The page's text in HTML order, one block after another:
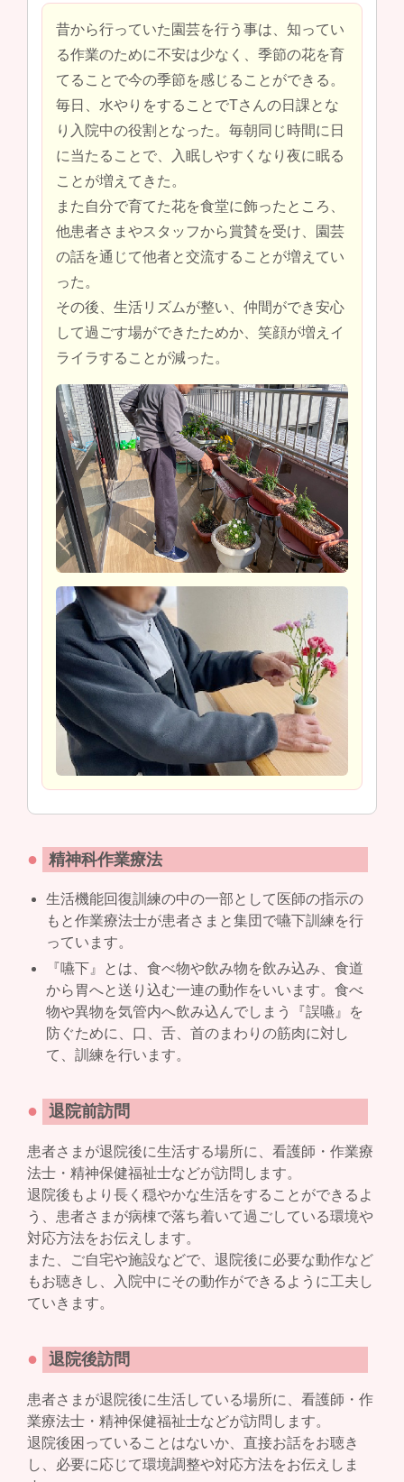
昔から行っていた園芸を行う事は、知ってい
る作業のために不安は少なく、季節の花を育
てることで今の季節を感じることができる。
毎日、水やりをすることでTさんの日課とな
り入院中の役割となった。毎朝同じ時間に日
に当たることで、入眠しやすくなり夜に眠る
ことが増えてきた。
また自分で育てた花を食堂に飾ったところ、
他患者さまやスタッフから賞賛を受け、園芸
の話を通じて他者と交流することが増えてい
った。
その後、生活リズムが整い、仲間ができ安心
して過ごす場ができたためか、笑顔が増えイ
ライラすることが減った。
● 精神科作業療法
生活機能回復訓練の中の一部として医師の指示の
もと作業療法士が患者さまと集団で嚥下訓練を行
っています。
『嚥下』とは、食べ物や飲み物を飲み込み、食道
から胃へと送り込む一連の動作をいいます。食べ
物や異物を気管内へ飲み込んでしまう『誤嚥』を
防ぐために、口、舌、首のまわりの筋肉に対し
て、訓練を行います。
● 退院前訪問
患者さまが退院後に生活する場所に、看護師・作業療
法士・精神保健福祉士などが訪問します。
退院後もより長く穏やかな生活をすることができるよ
う、患者さまが病棟で落ち着いて過ごしている環境や
対応方法をお伝えします。
また、ご自宅や施設などで、退院後に必要な動作など
もお聴きし、入院中にその動作ができるように工夫し
ていきます。
● 退院後訪問
患者さまが退院後に生活している場所に、看護師・作
業療法士・精神保健福祉士などが訪問します。
退院後困っていることはないか、直接お話をお聴き
し、必要に応じて環境調整や対応方法をお伝えしま